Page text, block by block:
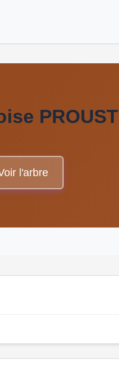
PROUST
l'arbre